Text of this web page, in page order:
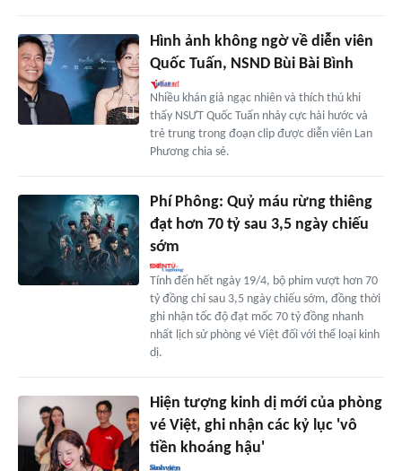
Hình ảnh không ngờ về diễn viên
Quốc Tuấn, NSND Bùi Bài Bình
Nhiều khán giả ngạc nhiên và thích thú khi
thấy NSƯT Quốc Tuấn nhảy cực hài hước và
trẻ trung trong đoạn clip được diễn viên Lan
Phương chia sẻ.
Phí Phông: Quỷ máu rừng thiêng
đạt hơn 70 tỷ sau 3,5 ngày chiếu
sớm
Tính đến hết ngày 19/4, bộ phim vượt hơn 70
tỷ đồng chỉ sau 3,5 ngày chiếu sớm, đồng thời
ghi nhận tốc độ đạt mốc 70 tỷ đồng nhanh
nhất lịch sử phòng vé Việt đối với thể loại kinh
dị.
Hiện tượng kinh dị mới của phòng
vé Việt, ghi nhận các kỷ lục 'vô
tiền khoáng hậu'